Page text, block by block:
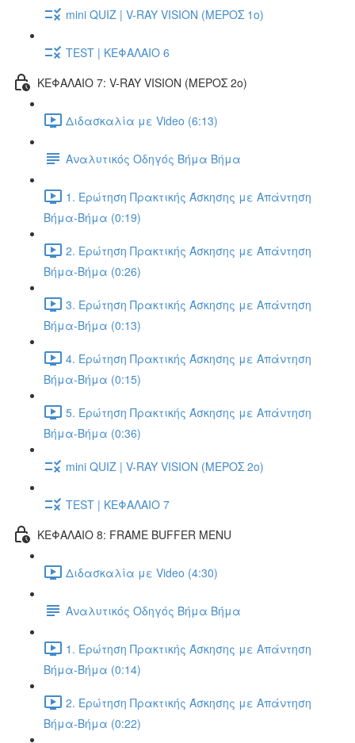
mini QUIZ | V-RAY VISION (ΜΕΡΟΣ 1ο)
TEST | ΚΕΦΑΛΑΙΟ 6
ΚΕΦΑΛΑΙΟ 7: V-RAY VISION (ΜΕΡΟΣ 2ο)
Διδασκαλία με Video (6:13)
Αναλυτικός Οδηγός Βήμα Βήμα
1. Ερώτηση Πρακτικής Άσκησης με Απάντηση
Βήμα-Βήμα (0:19)
2. Ερώτηση Πρακτικής Άσκησης με Απάντηση
Βήμα-Βήμα (0:26)
3. Ερώτηση Πρακτικής Άσκησης με Απάντηση
Βήμα-Βήμα (0:13)
4. Ερώτηση Πρακτικής Άσκησης με Απάντηση
Βήμα-Βήμα (0:15)
5. Ερώτηση Πρακτικής Άσκησης με Απάντηση
Βήμα-Βήμα (0:36)
mini QUIZ | V-RAY VISION (ΜΕΡΟΣ 2ο)
TEST | ΚΕΦΑΛΑΙΟ 7
ΚΕΦΑΛΑΙΟ 8: FRAME BUFFER MENU
Διδασκαλία με Video (4:30)
Αναλυτικός Οδηγός Βήμα Βήμα
1. Ερώτηση Πρακτικής Άσκησης με Απάντηση
Βήμα-Βήμα (0:14)
2. Ερώτηση Πρακτικής Άσκησης με Απάντηση
Βήμα-Βήμα (0:22)